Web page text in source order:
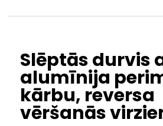
Slēptās durvis
alumīnija
kārbu, reversa
vēršanās